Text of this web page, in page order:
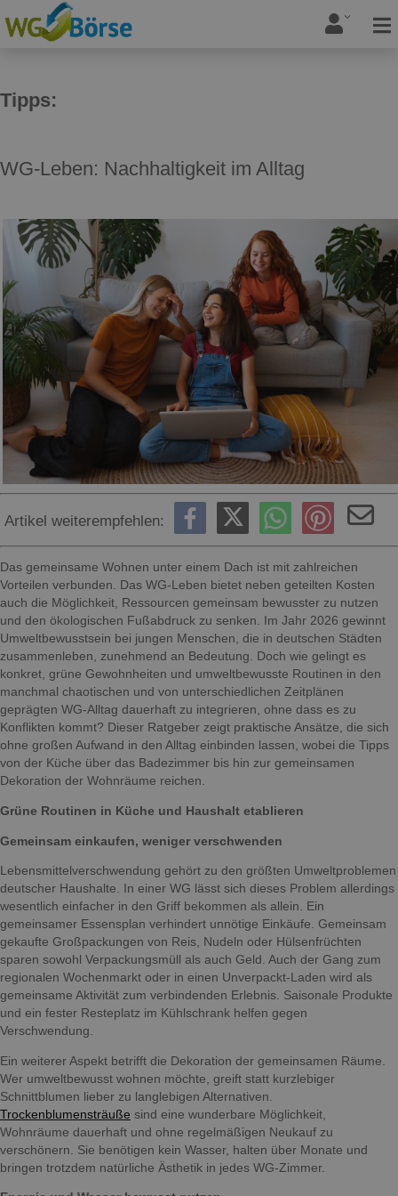
Tipps:
WG-Leben: Nachhaltigkeit im Alltag
Artikel weiterempfehlen:
Das gemeinsame Wohnen unter einem Dach ist mit zahlreichen
Vorteilen verbunden. Das WG-Leben bietet neben geteilten Kosten
auch die Möglichkeit, Ressourcen gemeinsam bewusster zu nutzen
und den ökologischen Fußabdruck zu senken. Im Jahr 2026 gewinnt
Umweltbewusstsein bei jungen Menschen, die in deutschen Städten
zusammenleben, zunehmend an Bedeutung. Doch wie gelingt es
konkret, grüne Gewohnheiten und umweltbewusste Routinen in den
manchmal chaotischen und von unterschiedlichen Zeitplänen
geprägten WG-Alltag dauerhaft zu integrieren, ohne dass es zu
Konflikten kommt? Dieser Ratgeber zeigt praktische Ansätze, die sich
ohne großen Aufwand in den Alltag einbinden lassen, wobei die Tipps
von der Küche über das Badezimmer bis hin zur gemeinsamen
Dekoration der Wohnräume reichen.
Grüne Routinen in Küche und Haushalt etablieren
Gemeinsam einkaufen, weniger verschwenden
Lebensmittelverschwendung gehört zu den größten Umweltproblemen
deutscher Haushalte. In einer WG lässt sich dieses Problem allerdings
wesentlich einfacher in den Griff bekommen als allein. Ein
gemeinsamer Essensplan verhindert unnötige Einkäufe. Gemeinsam
gekaufte Großpackungen von Reis, Nudeln oder Hülsenfrüchten
sparen sowohl Verpackungsmüll als auch Geld. Auch der Gang zum
regionalen Wochenmarkt oder in einen Unverpackt-Laden wird als
gemeinsame Aktivität zum verbindenden Erlebnis. Saisonale Produkte
und ein fester Resteplatz im Kühlschrank helfen gegen
Verschwendung.
Ein weiterer Aspekt betrifft die Dekoration der gemeinsamen Räume.
Wer umweltbewusst wohnen möchte, greift statt kurzlebiger
Schnittblumen lieber zu langlebigen Alternativen.
Trockenblumensträuße sind eine wunderbare Möglichkeit,
Wohnräume dauerhaft und ohne regelmäßigen Neukauf zu
verschönern. Sie benötigen kein Wasser, halten über Monate und
bringen trotzdem natürliche Ästhetik in jedes WG-Zimmer.